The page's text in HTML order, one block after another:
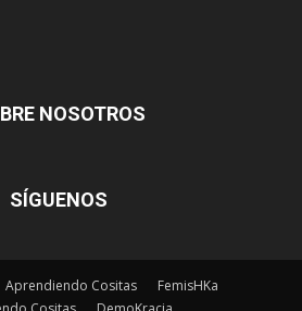
NOSOTROS
SÍGUENOS
Aprendiendo Cositas
FemisHKa